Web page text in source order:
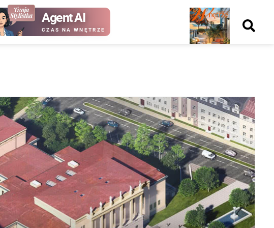
Agent AI
CZAS NA WNĘTRZE
Nowy
numer
kup ten
numer
Wydanie papierowe
kup ten
numer
Wydanie cyfrowe